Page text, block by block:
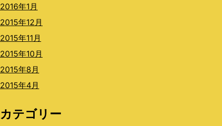
2016年1月
2015年12月
2015年11月
2015年10月
2015年8月
2015年4月
カテゴリー